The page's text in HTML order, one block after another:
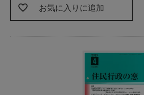
お気に入りに追加